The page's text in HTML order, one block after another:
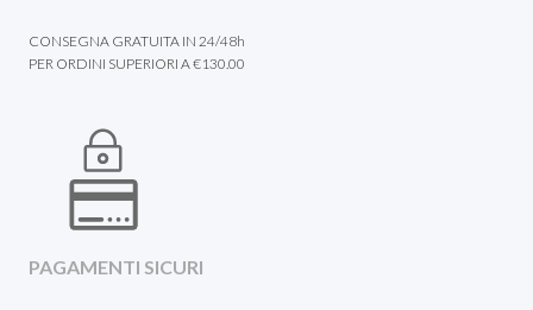
CONSEGNA GRATUITA IN 24/48h
PER ORDINI SUPERIORI A €130.00
PAGAMENTI SICURI